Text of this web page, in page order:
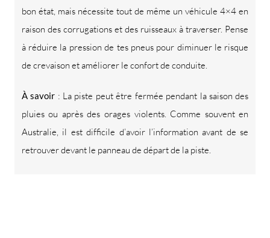
bon état, mais nécessite tout de même un véhicule 4×4 en
raison des corrugations et des ruisseaux à traverser. Pense
à réduire la pression de tes pneus pour diminuer le risque
de crevaison et améliorer le confort de conduite.
À savoir : La piste peut être fermée pendant la saison des
pluies ou après des orages violents. Comme souvent en
Australie, il est difficile d’avoir l’information avant de se
retrouver devant le panneau de départ de la piste.